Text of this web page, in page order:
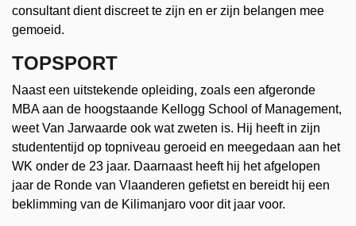
consultant dient discreet te zijn en er zijn belangen mee
gemoeid.
TOPSPORT
Naast een uitstekende opleiding, zoals een afgeronde
MBA aan de hoogstaande Kellogg School of Management,
weet Van Jarwaarde ook wat zweten is. Hij heeft in zijn
studententijd op topniveau geroeid en meegedaan aan het
WK onder de 23 jaar. Daarnaast heeft hij het afgelopen
jaar de Ronde van Vlaanderen gefietst en bereidt hij een
beklimming van de Kilimanjaro voor dit jaar voor.